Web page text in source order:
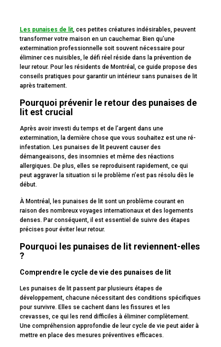
Les punaises de lit , ces petites créatures indésirables, peuvent
transformer votre maison en un cauchemar. Bien qu’une
extermination professionnelle soit souvent nécessaire pour
éliminer ces nuisibles, le défi réel réside dans la prévention de
leur retour. Pour les résidents de Montréal, ce guide propose des
conseils pratiques pour garantir un intérieur sans punaises de lit
après traitement.
Pourquoi prévenir le retour des punaises de
lit est crucial
Après avoir investi du temps et de l’argent dans une
extermination, la dernière chose que vous souhaitez est une ré-
infestation. Les punaises de lit peuvent causer des
démangeaisons, des insomnies et même des réactions
allergiques. De plus, elles se reproduisent rapidement, ce qui
peut aggraver la situation si le problème n’est pas résolu dès le
début.
À Montréal, les punaises de lit sont un problème courant en
raison des nombreux voyages internationaux et des logements
denses. Par conséquent, il est essentiel de suivre des étapes
précises pour éviter leur retour.
Pourquoi les punaises de lit reviennent-elles
?
Comprendre le cycle de vie des punaises de lit
Les punaises de lit passent par plusieurs étapes de
développement, chacune nécessitant des conditions spécifiques
pour survivre. Elles se cachent dans les fissures et les
crevasses, ce qui les rend difficiles à éliminer complètement.
Une compréhension approfondie de leur cycle de vie peut aider à
mettre en place des mesures préventives efficaces.